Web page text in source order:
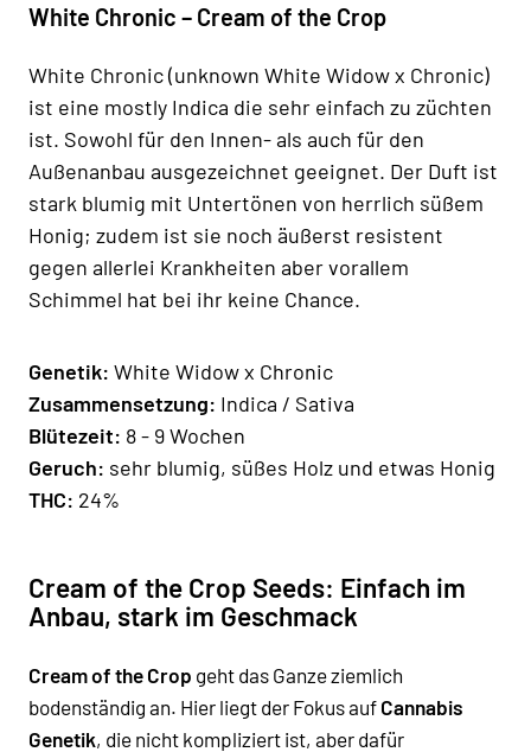
White Chronic – Cream of the Crop
White Chronic (unknown White Widow x Chronic)
ist eine mostly Indica die sehr einfach zu züchten
ist. Sowohl für den Innen- als auch für den
Außenanbau ausgezeichnet geeignet. Der Duft ist
stark blumig mit Untertönen von herrlich süßem
Honig; zudem ist sie noch äußerst resistent
gegen allerlei Krankheiten aber vorallem
Schimmel hat bei ihr keine Chance.
Genetik: White Widow x Chronic
Zusammensetzung: Indica / Sativa
Blütezeit: 8 - 9 Wochen
Geruch: sehr blumig, süßes Holz und etwas Honig
THC: 24%
Cream of the Crop Seeds: Einfach im
Anbau, stark im Geschmack
Cream of the Crop geht das Ganze ziemlich
bodenständig an. Hier liegt der Fokus auf Cannabis
Genetik, die nicht kompliziert ist, aber dafür